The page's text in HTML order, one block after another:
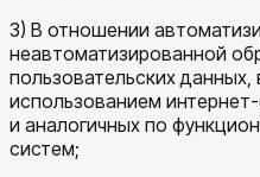
3) В отношении
неавтоматизированной
пользовательских данных,
использованием
и аналогичных по
систем;